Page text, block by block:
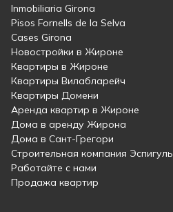
Inmobiliaria Girona
Pisos Fornells de la Selva
Cases Girona
Новостройки в Жироне
Квартиры в Жироне
Квартиры Вилабларейч
Квартиры Домени
Аренда квартир в Жироне
Дома в аренду Жирона
Дома в Сант-Грегори
Строительная компания Эспигуль
Работайте с нами
Продажа квартир